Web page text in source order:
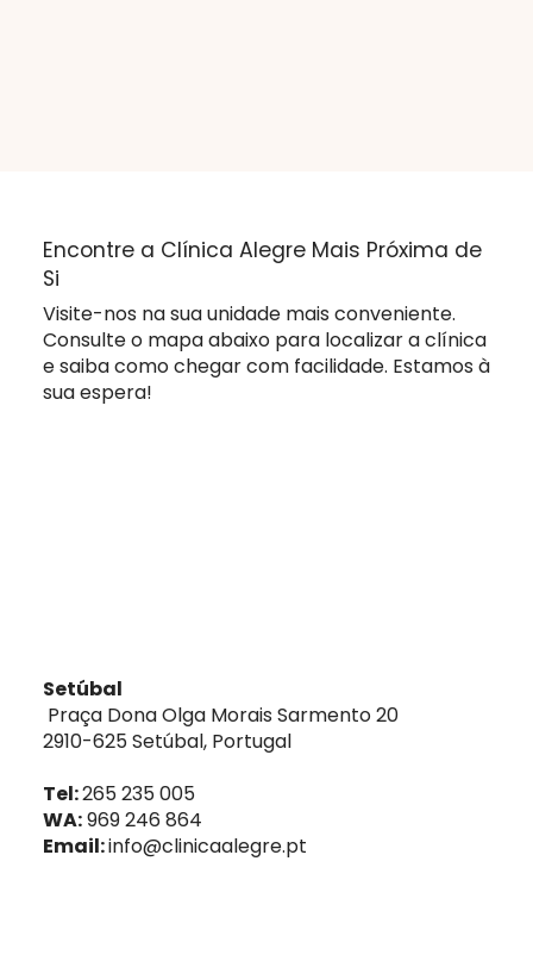
Visite-nos na sua unidade mais conveniente.
Consulte o mapa abaixo para localizar a clínica
e saiba como chegar com facilidade. Estamos à
sua espera!
Setúbal
Praça Dona Olga Morais Sarmento 20
2910-625 Setúbal, Portugal
Tel:265 235 005
WA:969 246 864
Email:info@clinicaalegre.pt
Encontre a Clínica Alegre Mais Próxima de
Si